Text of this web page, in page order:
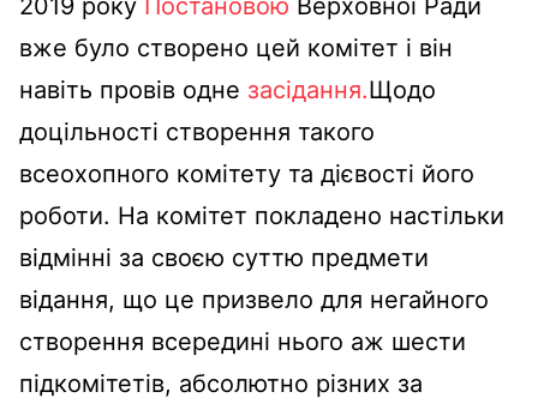
2019 року Постановою Верховної Ради
вже було створено цей комітет і він
навіть провів одне засідання.Щодо
доцільності створення такого
всеохопного комітету та дієвості його
роботи. На комітет покладено настільки
відмінні за своєю суттю предмети
відання, що це призвело для негайного
створення всередині нього аж шести
підкомітетів, абсолютно різних за